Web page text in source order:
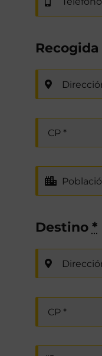
Recogida
Destino *